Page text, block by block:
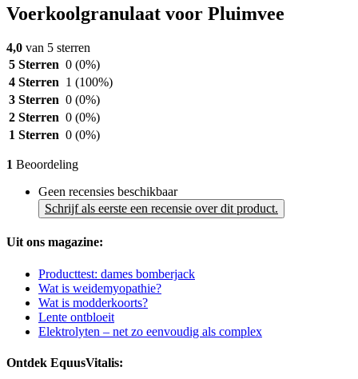
Voerkoolgranulaat voor Pluimvee
4,0 van 5 sterren
5 Sterren 0 (0%)
4 Sterren 1 (100%)
3 Sterren 0 (0%)
2 Sterren 0 (0%)
1 Sterren 0 (0%)
1 Beoordeling
Geen recensies beschikbaar
Schrijf als eerste een recensie over dit product.
Uit ons magazine:
Producttest: dames bomberjack
Wat is weidemyopathie?
Wat is modderkoorts?
Lente ontbloeit
Elektrolyten – net zo eenvoudig als complex
Ontdek EquusVitalis: